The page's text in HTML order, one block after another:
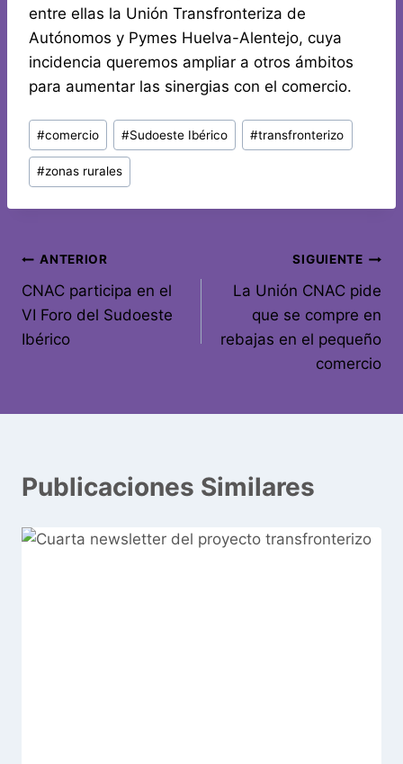
entre ellas la Unión Transfronteriza de
Autónomos y Pymes Huelva-Alentejo, cuya
incidencia queremos ampliar a otros ámbitos
para aumentar las sinergias con el comercio.
#comercio #Sudoeste Ibérico #transfronterizo
#zonas rurales
ANTERIOR
CNAC participa en el
VI Foro del Sudoeste
Ibérico
SIGUIENTE
La Unión CNAC pide
que se compre en
rebajas en el pequeño
comercio
Publicaciones Similares